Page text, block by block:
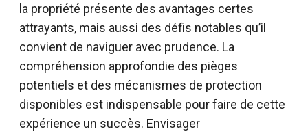
la propriété présente des avantages certes
attrayants, mais aussi des défis notables qu’il
convient de naviguer avec prudence. La
compréhension approfondie des pièges
potentiels et des mécanismes de protection
disponibles est indispensable pour faire de cette
expérience un succès. Envisager